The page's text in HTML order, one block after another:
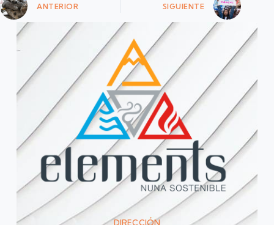
ANTERIOR SIGUIENTE
DIRECCIÓN